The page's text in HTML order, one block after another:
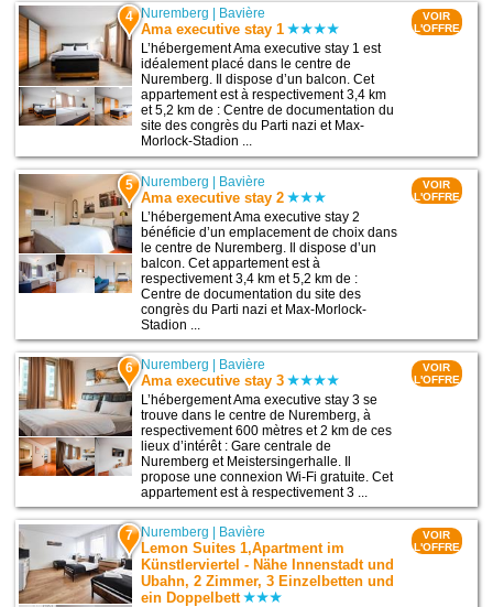
4 Nuremberg Bavière
Ama executive stay 1
L’hébergement Ama executive stay 1 est
idéalement placé dans le centre de
Nuremberg. Il dispose d’un balcon. Cet
appartement est à respectivement 3,4 km
et 5,2 km de : Centre de documentation du
site des congrès du Parti nazi et Max-
Morlock-Stadion ...
VOIR
L'OFFRE
5 Nuremberg | Bavière
Ama executive stay 2
L’hébergement Ama executive stay 2
bénéficie d’un emplacement de choix dans
le centre de Nuremberg. Il dispose d’un
balcon. Cet appartement est à
respectivement 3,4 km et 5,2 km de :
Centre de documentation du site des
congrès du Parti nazi et Max-Morlock-
Stadion ...
VOIR
L'OFFRE
6 Nuremberg | Bavière
Ama executive stay 3
L’hébergement Ama executive stay 3 se
trouve dans le centre de Nuremberg, à
respectivement 600 mètres et 2 km de ces
lieux d’intérêt : Gare centrale de
Nuremberg et Meistersingerhalle. Il
propose une connexion Wi-Fi gratuite. Cet
appartement est à respectivement 3 ...
VOIR
L'OFFRE
7 Nuremberg Bavière
Lemon Suites 1,Apartment im
Künstlerviertel - Nähe Innenstadt und
Ubahn, 2 Zimmer, 3 Einzelbetten und
ein Doppelbett
VOIR
L'OFFRE